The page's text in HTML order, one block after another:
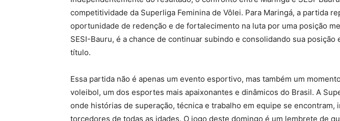
competitividade da Superliga Feminina de Vôlei. Para Maringá, a partida
oportunidade de redenção e de fortalecimento na luta por uma posição
SESI-Bauru, é a chance de continuar subindo e consolidando sua posição
título.
Essa partida não é apenas um evento esportivo, mas também um
voleibol, um dos esportes mais apaixonantes e dinâmicos do Brasil. A
onde histórias de superação, técnica e trabalho em equipe se encontram,
torcedores de todas as idades. O jogo deste domingo é um lembrete de